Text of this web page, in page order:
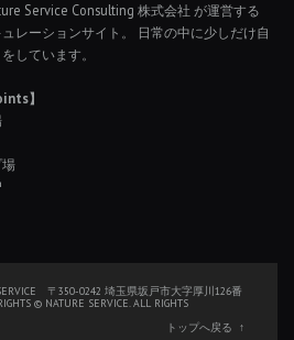
Service Consulting 株式会社 が運営する
レーションサイト。 日常の中に少しだけ自
しています。
】
〒350-0242 埼玉県坂戸市大字厚川126番
© NATURE SERVICE. ALL RIGHTS
トップへ戻る